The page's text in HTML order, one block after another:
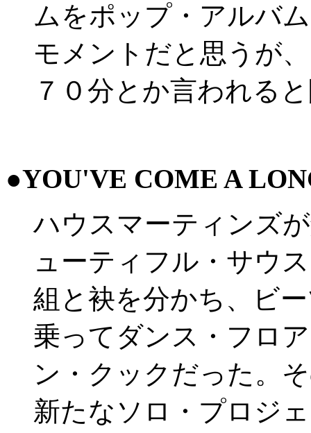
ムをポップ・アルバ
モメントだと思うが
７０分とか言われる
●YOU'VE COME A
ハウスマーティンズ
ューティフル・サウ
組と袂を分かち、ビ
乗ってダンス・フロ
ン・クックだった。
新たなソロ・プロジ